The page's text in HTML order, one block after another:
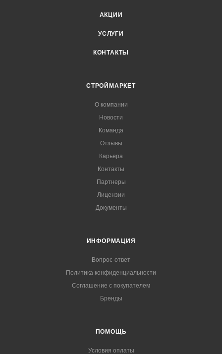
АКЦИИ
УСЛУГИ
КОНТАКТЫ
СТРОЙМАРКЕТ
О компании
Новости
Команда
Отзывы
Карьера
Контакты
Партнеры
Лицензии
Документы
ИНФОРМАЦИЯ
Вопрос-ответ
Политика конфиденциальности
Соглашение с покупателем
Бренды
ПОМОЩЬ
Условия оплаты